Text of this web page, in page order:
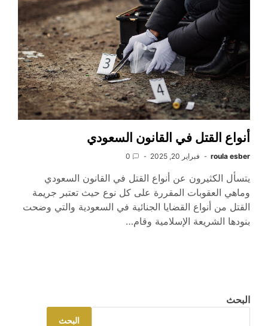
أنواع القتل في القانون السعودي
roula esber فبراير 20, 2025 0
يتسأل الكثيرون عن أنواع القتل في القانون السعودي
وماهي العقوبات المقررة على كل نوع حيث تعتبر جريمة
القتل من أنواع القضايا الجنائية في السعودية والتي وضحت
بنودها الشريعة الإسلامية وقام…
البحث
البحث